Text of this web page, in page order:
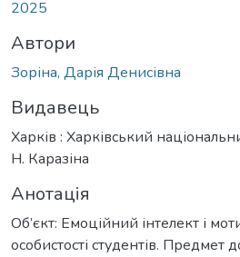
2025
Автори
Зоріна, Дарія Денисівна
Видавець
Харків : Харківський
Н. Каразіна
Анотація
Об’єкт: Емоційний інтелект і
особистості студентів. Предмет